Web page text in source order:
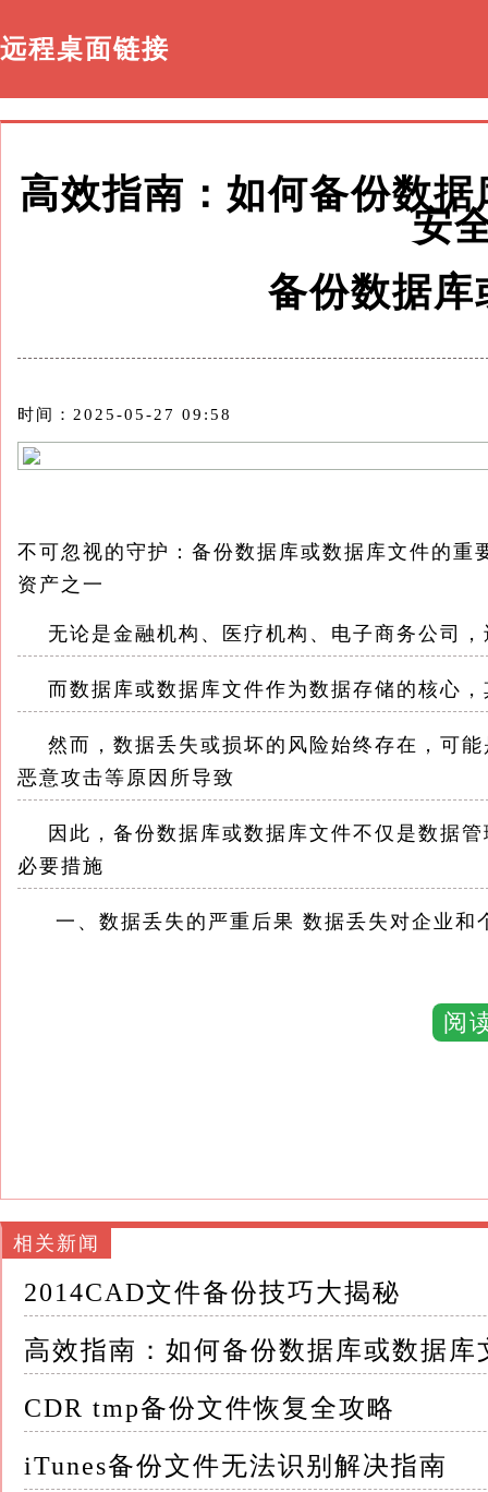
远程桌面链接
高效指南：如何备份数
安
备份数据库
时间：2025-05-27 09:58
不可忽视的守护：备份数据库或数据库文件的
资产之一
无论是金融机构、医疗机构、电子商务公司
而数据库或数据库文件作为数据存储的核心，
然而，数据丢失或损坏的风险始终存在，可能
恶意攻击等原因所导致
因此，备份数据库或数据库文件不仅是数据管
必要措施
一、数据丢失的严重后果 数据丢失对企业和
3.法律风险和合规问题 许多行业都有严格的
条例）和HIPAA（美国健康保险便利与责任法案
数据丢失可能导致企业面临法律风险，甚至因
4.声誉损害 数据丢失可能导致客户信任度下
在信息时代，口碑传播迅速，一次数据丢失事
阅
相关新闻
2014CAD文件备份技巧大揭秘
高效指南：如何备份数据库或数据
CDR tmp备份文件恢复全攻略
iTunes备份文件无法识别解决指南